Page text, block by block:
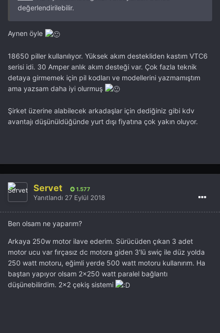
değerlendirilebilir.
Aynen öyle
18650 piller kullanılıyor. Yüksek akım destekliden kastım VTC6
serisi idi. 30 Amper anlık akım desteği var. Çok fazla teknik
detaya girmemek için pil kodları ve modellerini yazmamıştım
ama yazsam daha iyi olurmuş
Şirket üzerine alabilecek arkadaşlar için dediğiniz gibi kdv
avantajı düşünüldüğünde yurt dışı fiyatına çok yakın oluyor.
Servet 1.577
Yanıtlandı 27 Eylül 2018
Ben olsam ne yaparım?
Arkaya 250w motor ilave ederim. Sürücüden çıkan 3 adet
motor ucu var fırçasız dc motora giden 3'lü swiç ile düz yolda
250 watt motoru, eğimli yerde 500 watt motoru kullanırım. Ha
baştan yapıyor olsam 2x250 watt paralel bağlantı
düşünebilirdim. 2x2 çekiş sistemi